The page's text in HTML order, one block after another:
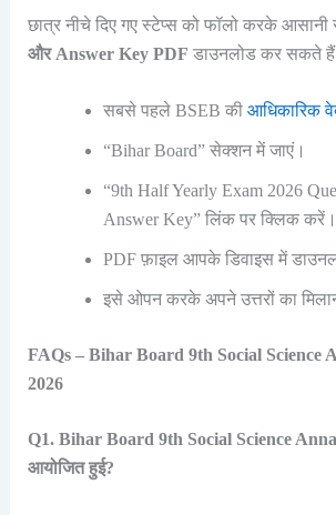
छात्र नीचे दिए गए स्टेप्स को फॉलो करके आसानी
और Answer Key PDF डाउनलोड कर सकते
सबसे पहले BSEB की आधिकारिक
“Bihar Board” सेक्शन में जाएं।
“9th Half Yearly Exam 2026
Answer Key” लिंक पर क्लिक करें।
PDF फ़ाइल आपके डिवाइस में
इसे ओपन करके अपने उत्तरों का
FAQs – Bihar Board 9th Social Science
2026
Q1. Bihar Board 9th Social Science
आयोजित हुई?